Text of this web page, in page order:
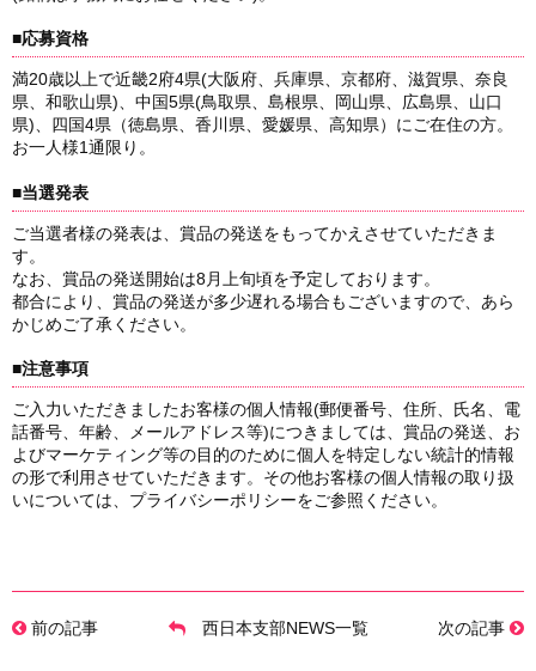
■応募資格
満20歳以上で近畿2府4県(大阪府、兵庫県、京都府、滋賀県、奈良
県、和歌山県)、中国5県(鳥取県、島根県、岡山県、広島県、山口
県)、四国4県（徳島県、香川県、愛媛県、高知県）にご在住の方。
お一人様1通限り。
■当選発表
ご当選者様の発表は、賞品の発送をもってかえさせていただきま
す。
なお、賞品の発送開始は8月上旬頃を予定しております。
都合により、賞品の発送が多少遅れる場合もございますので、あら
かじめご了承ください。
■注意事項
ご入力いただきましたお客様の個人情報(郵便番号、住所、氏名、電
話番号、年齢、メールアドレス等)につきましては、賞品の発送、お
よびマーケティング等の目的のために個人を特定しない統計的情報
の形で利用させていただきます。その他お客様の個人情報の取り扱
いについては、プライバシーポリシーをご参照ください。
前の記事 次の記事
西日本支部NEWS一覧